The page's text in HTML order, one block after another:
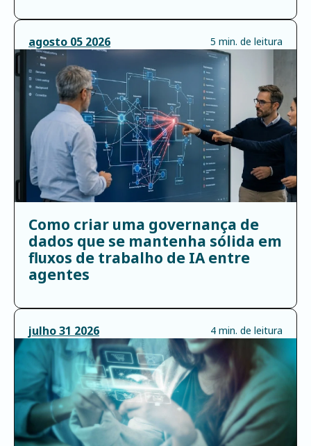
agosto 05 2026 5 min. de leitura
Como criar uma governança de
dados que se mantenha sólida em
fluxos de trabalho de IA entre
agentes
julho31 2026 4 min. de leitura